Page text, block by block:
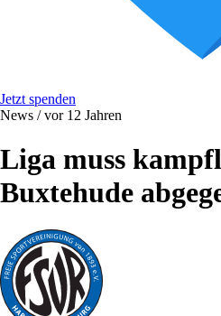
Jetzt spenden
News /vor 12 Jahren
Liga muss
Buxtehude